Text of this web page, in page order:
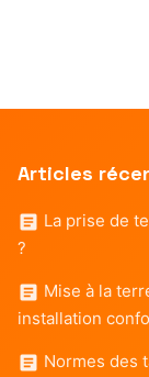
Articles
La prise de
?
Mise à la
installation
Normes des